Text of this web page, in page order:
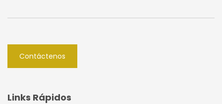
Contáctenos
Links Rápidos